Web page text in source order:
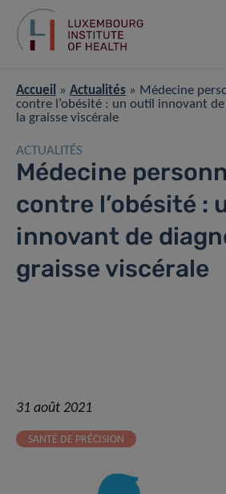
Accueil » Actualités » Médecine
contre l’obésité : un outil innovant
ACTUALITÉS
Médecine
contre l’obésité :
innovant de
graisse viscérale
31 août 2021
SANTÉ DE PRÉCISION